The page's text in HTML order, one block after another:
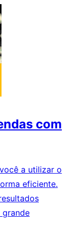
com
a utilizar o
eficiente.
grande